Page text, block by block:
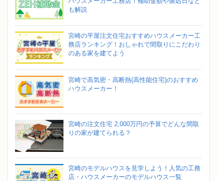
も解説
宮崎の平屋注文住宅おすすめハウスメーカー工
務店ランキング！おしゃれで間取りにこだわり
のある家を建てよう
宮崎で高気密・高断熱(高性能住宅)のおすすめ
ハウスメーカー！
宮崎の注文住宅 2,000万円の予算でどんな間取
りの家が建てられる？
宮崎のモデルハウスを見学しよう！人気の工務
店・ハウスメーカーのモデルハウス一覧